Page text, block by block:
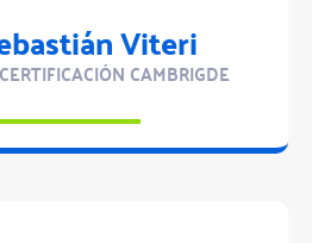
Viteri
CAMBRIGDE